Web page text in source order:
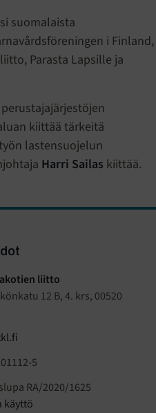
suomalaista
i Finland,
Parasta Lapsille ja
kiittää tärkeitä
lastensuojelun
Harri Sailas kiittää.
liitto
12 B, 4. krs, 00520
5
RA/2020/1625
käyttö